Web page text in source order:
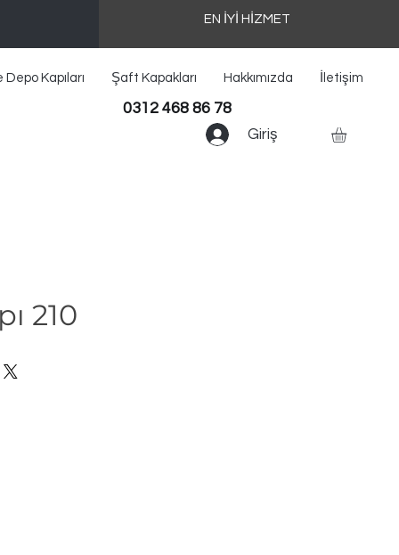
EN İYİ HİZMET
Depo Kapıları Şaft Kapakları Hakkımızda İletişim
Giriş
0312 468 86 78
210